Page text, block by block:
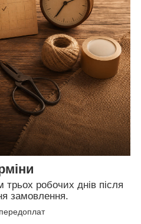
трьох робочих днів після
замовлення.